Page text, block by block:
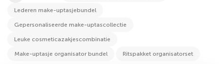
Lederen make-uptasjebundel
Gepersonaliseerde make-uptascollectie
Leuke cosmeticazakjescombinatie
Make-uptasje organisator bundel Ritspakket organisatorset